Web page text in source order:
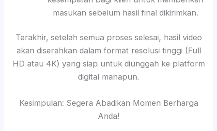
masukan sebelum hasil final dikirimkan.
Terakhir, setelah semua proses selesai, hasil video
akan diserahkan dalam format resolusi tinggi (Full
HD atau 4K) yang siap untuk diunggah ke platform
digital manapun.
Kesimpulan: Segera Abadikan Momen Berharga
Anda!